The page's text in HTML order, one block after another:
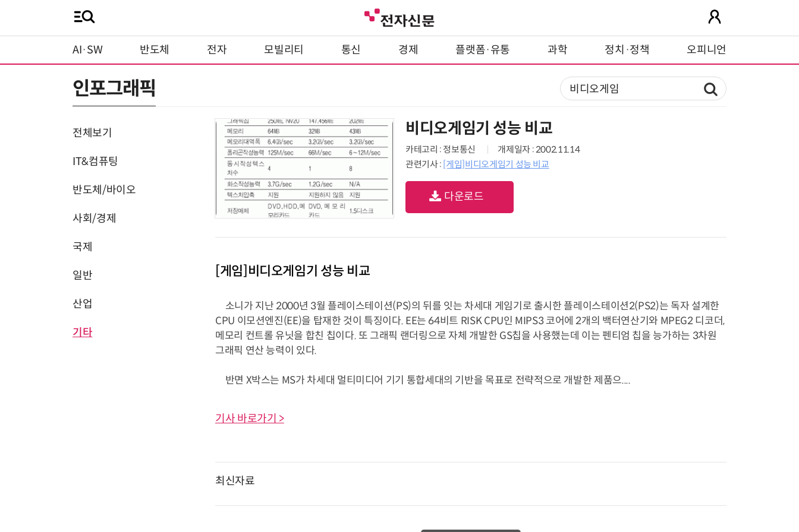
AI·SW 반도체 전자 모빌리티 통신 경제 플랫폼·유통 과학 정치·정책 오피니언
인포그래픽
전체보기
IT&컴퓨팅
반도체/바이오
사회/경제
국제
일반
산업
기타
비디오게임기 성능 비교
카테고리 : 정보통신
개제일자 : 2002.11.14
관련기사 : [게임]비디오게임기 성능 비교
다운로드
[게임]비디오게임기 성능 비교
소니가 지난 2000년 3월 플레이스테이션(PS)의 뒤를 잇는 차세대 게임기로 출시한 플레이스테이션2(PS2)는 독자 설계한
CPU 이모션엔진(EE)을 탑재한 것이 특징이다. EE는 64비트 RISK CPU인 MIPS3 코어에 2개의 백터연산기와 MPEG2 디코더,
메모리 컨트롤 유닛을 합친 칩이다. 또 그래픽 랜더링으로 자체 개발한 GS칩을 사용했는데 이는 펜티엄 칩을 능가하는 3차원
그래픽 연산 능력이 있다.
반면 X박스는 MS가 차세대 멀티미디어 기기 통합세대의 기반을 목표로 전략적으로 개발한 제품으....
기사 바로가기 >
최신자료